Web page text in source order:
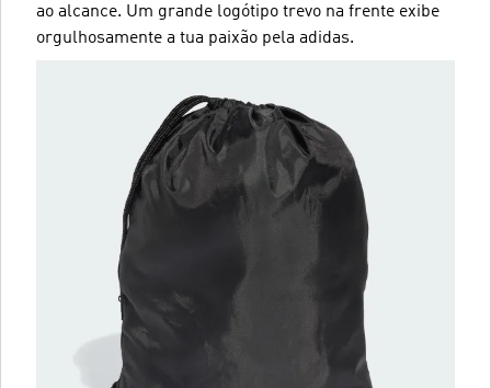
ao alcance. Um grande logótipo trevo na frente exibe
orgulhosamente a tua paixão pela adidas.